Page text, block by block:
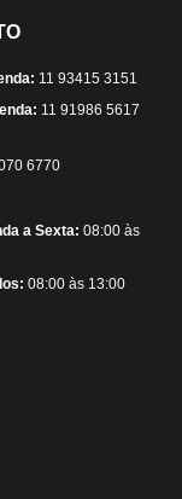
11 93415 3151
11 91986 5617
6770
a Sexta: 08:00 às
08:00 às 13:00